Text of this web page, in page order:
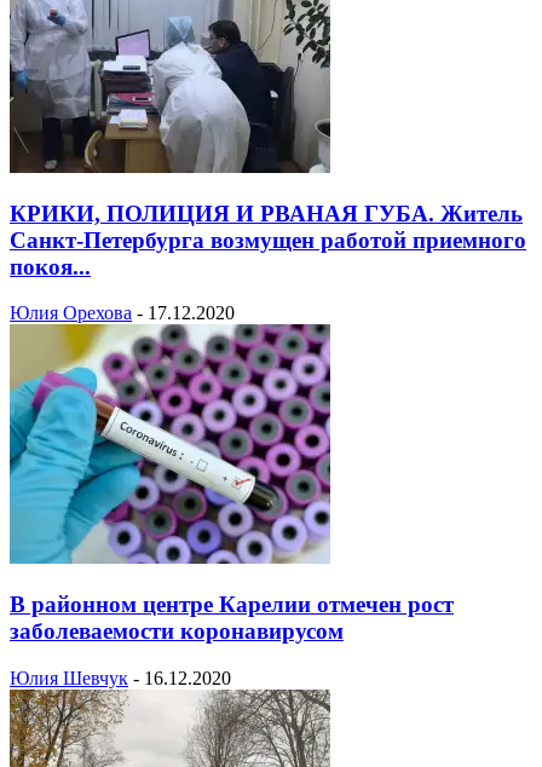
КРИКИ, ПОЛИЦИЯ И РВАНАЯ ГУБА. Житель
Санкт-Петербурга возмущен работой приемного
покоя...
Юлия Орехова - 17.12.2020
В районном центре Карелии отмечен рост
заболеваемости коронавирусом
Юлия Шевчук - 16.12.2020